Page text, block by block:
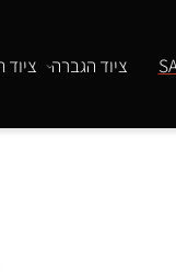
ציוד הגברה ציוד תאורה